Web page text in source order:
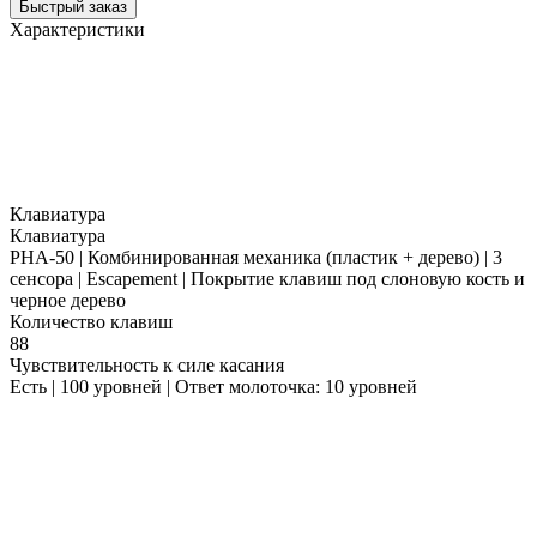
Быстрый заказ
Характеристики
Клавиатура
Клавиатура
PHA-50 | Комбинированная механика (пластик + дерево) | 3
сенсора | Escapement | Покрытие клавиш под слоновую кость и
черное дерево
Количество клавиш
88
Чувствительность к силе касания
Есть | 100 уровней | Ответ молоточка: 10 уровней